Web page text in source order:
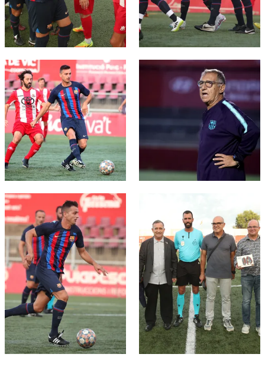
FC Barcelona club badge
FC Barcelona club badge
FC Barcelona club badge